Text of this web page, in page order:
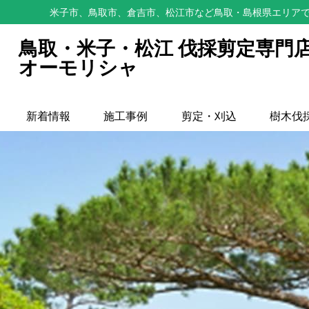
米子市、鳥取市、倉吉市、松江市など鳥取・島根県エリ
鳥取・米子・松江 伐採剪定専門
オーモリシャ
新着情報 施工事例 剪定・刈込 樹木伐